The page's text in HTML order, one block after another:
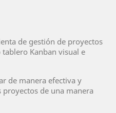
de gestión de proyectos
Kanban visual e
de manera efectiva y
de una manera